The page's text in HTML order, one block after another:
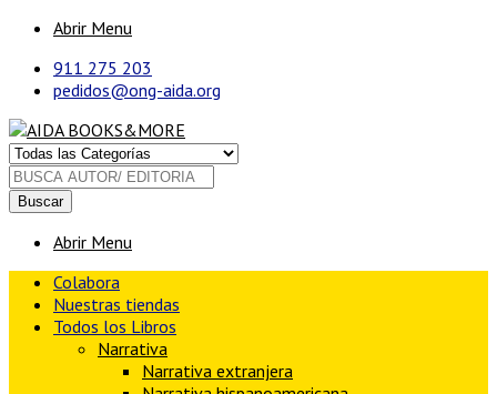
Abrir Menu
911 275 203
pedidos@ong-aida.org
Buscar
Abrir Menu
Colabora
Nuestras tiendas
Todos los Libros
Narrativa
Narrativa extranjera